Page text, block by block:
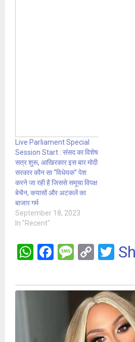
Live Parliament Special
Session Start : संसद का विशेष
सत्र शुरू, आखिरकार इस बार मोदी
सरकार कौन सा “विधेयक” पेश
करने जा रही है जिससे समूचा विपक्ष
बेचैन, कयासों और अटकलें का
बाजार गर्म
September 18, 2023
In "Recent"
W
at
F
ce
M
s
a
g
e
C
py
Li
n
k
T
tt
er